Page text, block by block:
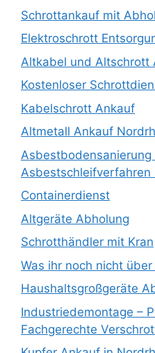
Schrottankauf mit
Elektroschrott
Altkabel und Altschrott
Kostenloser
Kabelschrott Ankauf
Altmetall Ankauf
Asbestbodensanierung
Asbestschleifverfahren
Containerdienst
Altgeräte Abholung
Schrotthändler mit Kran
Was ihr noch nicht
Haushaltsgroßgeräte
Industriedemontage –
Fachgerechte